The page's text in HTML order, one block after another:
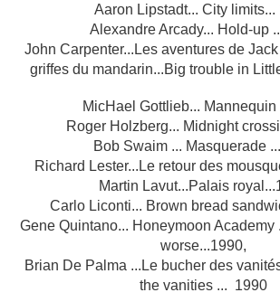
Aaron Lipstadt... City limits...
Alexandre Arcady... Hold-up
John Carpenter...Les aventures de
griffes du mandarin...Big trouble in
MicHael Gottlieb... Mannequin
Roger Holzberg... Midnight
Bob Swaim ... Masquerade
Richard Lester...Le retour des
Martin Lavut...Palais
Carlo Liconti... Brown bread
Gene Quintano... Honeymoon Academy
worse...1990,
Brian De Palma ...Le bucher des
the vanities ... 1990